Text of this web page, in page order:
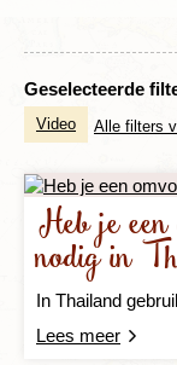
Geselecteerde
Video Alle filters
Heb je
nodig in
In Thailand
Lees meer